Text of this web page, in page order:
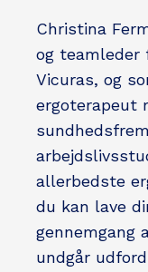
Christina
og teamleder
Vicuras, og
ergoterapeut
allerbedste
du kan lave
gennemgang
undgår